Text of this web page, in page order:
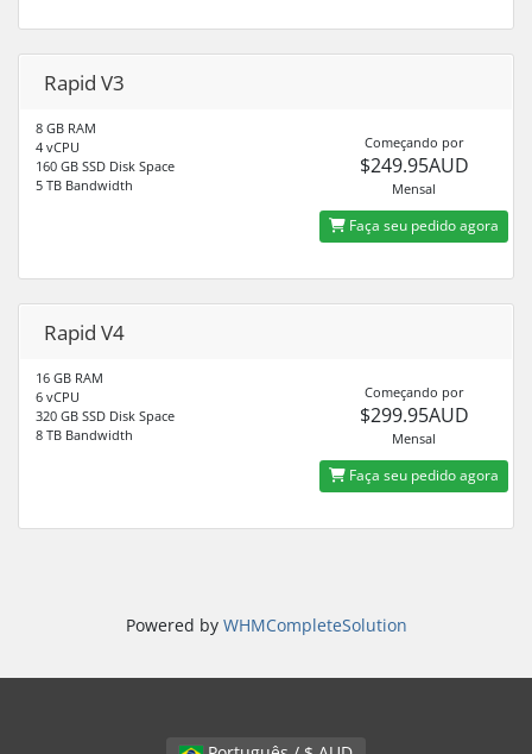
Rapid V3
8 GB RAM
4 vCPU
160 GB SSD Disk Space
5 TB Bandwidth
Começando por
$249.95AUD
Mensal
Faça seu pedido agora
Rapid V4
16 GB RAM
6 vCPU
320 GB SSD Disk Space
8 TB Bandwidth
Começando por
$299.95AUD
Mensal
Faça seu pedido agora
Powered by WHMCompleteSolution